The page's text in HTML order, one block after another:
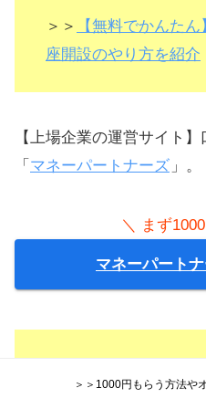
＞＞
【無料でかんた
座開設のやり方を紹介
【上場企業の運営サイト
「 マネーパートナーズ 」。
＼ まず
マネーパート
紹介！すぐ終わります
＞＞1000円もらう方法や